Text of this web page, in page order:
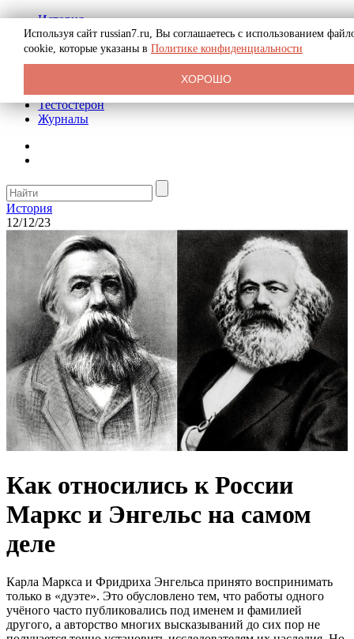
История
Биография
Криминал
Реклама на сайте
Тестостерон
Журналы
История
12/12/23
Как относились к России
Маркс и Энгельс на самом
деле
Карла Маркса и Фридриха Энгельса принято воспринимать
только в «дуэте». Это обусловлено тем, что работы одного
учёного часто публиковались под именем и фамилией
другого, а авторство многих высказываний до сих пор не
Используя сайт russian7.ru, Вы соглашаетесь с использованием
cookie, которые указаны в Политике конфиденциальности
ХОРОШО